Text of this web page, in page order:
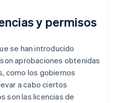
y permisos
se han introducido
aprobaciones obtenidas
como los gobiernos
a cabo ciertos
son las licencias de